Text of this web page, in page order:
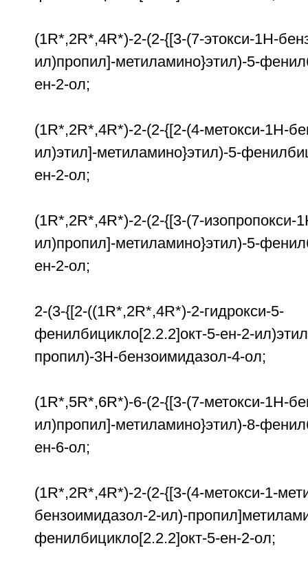
(1R*,2R*,4R*)-2-(2-{[3-(7-этокси-1Н-
ил)пропил]-метиламино}этил)-5-
ен-2-ол;
(1R*,2R*,4R*)-2-(2-{[2-(4-метокси-1Н-
ил)этил]-метиламино}этил)-5-
ен-2-ол;
(1R*,2R*,4R*)-2-(2-{[3-(7-изопропокси-
ил)пропил]-метиламино}этил)-5-
ен-2-ол;
2-(3-{[2-((1R*,2R*,4R*)-2-гидрокси-5-
фенилбицикло[2.2.2]окт-5-ен-2-
пропил)-3Н-бензоимидазол-4-ол;
(1R*,5R*,6R*)-6-(2-{[3-(7-метокси-1Н-
ил)пропил]-метиламино}этил)-8-
ен-6-ол;
(1R*,2R*,4R*)-2-(2-{[3-(4-метокси-1-
бензоимидазол-2-ил)-
фенилбицикло[2.2.2]окт-5-ен-2-ол;